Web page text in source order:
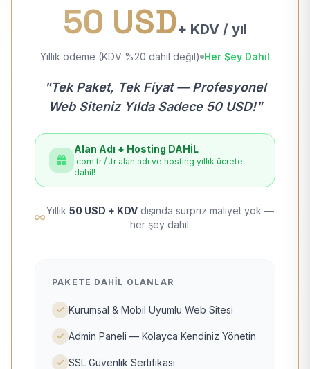
50 USD+ KDV / yıl
Yıllık ödeme (KDV %20 dahil değil) Her Şey Dahil
"Tek Paket, Tek Fiyat — Profesyonel
Web Siteniz Yılda Sadece 50 USD!"
Alan Adı + Hosting DAHİL
.com.tr / .tr alan adı ve hosting yıllık ücrete
dahil!
Yıllık 50 USD + KDV dışında sürpriz maliyet yok —
her şey dahil.
PAKETE DAHIL OLANLAR
Kurumsal & Mobil Uyumlu Web Sitesi
Admin Paneli — Kolayca Kendiniz Yönetin
SSL Güvenlik Sertifikası